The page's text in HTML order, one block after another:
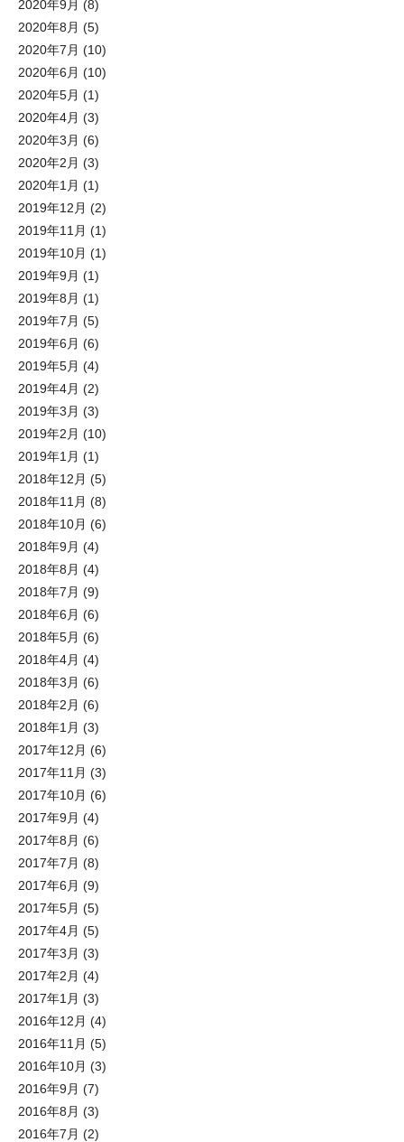
2020年9月 (8)
2020年8月 (5)
2020年7月 (10)
2020年6月 (10)
2020年5月 (1)
2020年4月 (3)
2020年3月 (6)
2020年2月 (3)
2020年1月 (1)
2019年12月 (2)
2019年11月 (1)
2019年10月 (1)
2019年9月 (1)
2019年8月 (1)
2019年7月 (5)
2019年6月 (6)
2019年5月 (4)
2019年4月 (2)
2019年3月 (3)
2019年2月 (10)
2019年1月 (1)
2018年12月 (5)
2018年11月 (8)
2018年10月 (6)
2018年9月 (4)
2018年8月 (4)
2018年7月 (9)
2018年6月 (6)
2018年5月 (6)
2018年4月 (4)
2018年3月 (6)
2018年2月 (6)
2018年1月 (3)
2017年12月 (6)
2017年11月 (3)
2017年10月 (6)
2017年9月 (4)
2017年8月 (6)
2017年7月 (8)
2017年6月 (9)
2017年5月 (5)
2017年4月 (5)
2017年3月 (3)
2017年2月 (4)
2017年1月 (3)
2016年12月 (4)
2016年11月 (5)
2016年10月 (3)
2016年9月 (7)
2016年8月 (3)
2016年7月 (2)